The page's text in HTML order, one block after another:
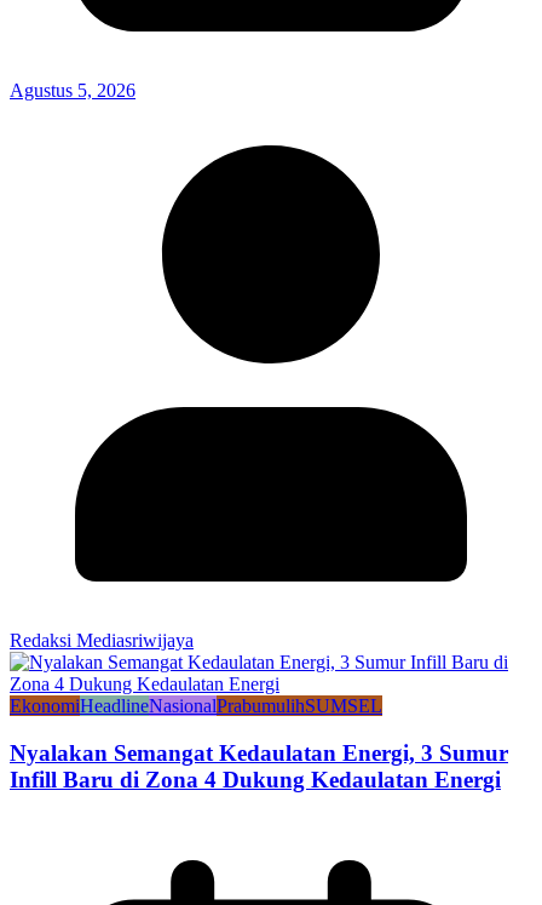
Agustus 5, 2026
Redaksi Mediasriwijaya
EkonomiHeadlineNasionalPrabumulihSUMSEL
Nyalakan Semangat Kedaulatan Energi, 3 Sumur
Infill Baru di Zona 4 Dukung Kedaulatan Energi